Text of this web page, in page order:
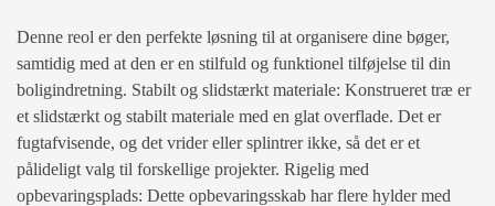
Denne reol er den perfekte løsning til at organisere dine bøger,
samtidig med at den er en stilfuld og funktionel tilføjelse til din
boligindretning. Stabilt og slidstærkt materiale: Konstrueret træ er
et slidstærkt og stabilt materiale med en glat overflade. Det er
fugtafvisende, og det vrider eller splintrer ikke, så det er et
pålideligt valg til forskellige projekter. Rigelig med
opbevaringsplads: Dette opbevaringsskab har flere hylder med